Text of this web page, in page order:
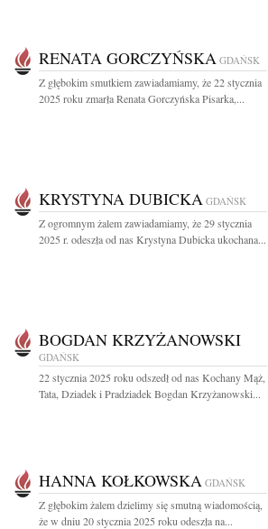
RENATA GORCZYŃSKA GDAŃSK
Z głębokim smutkiem zawiadamiamy, że 22 stycznia
2025 roku zmarła Renata Gorczyńska Pisarka,...
KRYSTYNA DUBICKA GDAŃSK
Z ogromnym żalem zawiadamiamy, że 29 stycznia
2025 r. odeszła od nas Krystyna Dubicka ukochana...
BOGDAN KRZYŻANOWSKI
GDAŃSK
22 stycznia 2025 roku odszedł od nas Kochany Mąż,
Tata, Dziadek i Pradziadek Bogdan Krzyżanowski...
HANNA KOŁKOWSKA GDAŃSK
Z głębokim żalem dzielimy się smutną wiadomością,
że w dniu 20 stycznia 2025 roku odeszła na...